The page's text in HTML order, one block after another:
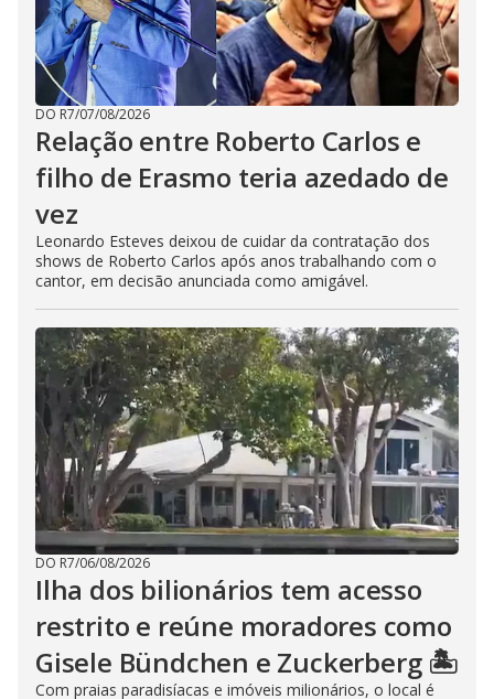
DO R7/07/08/2026
Relação entre Roberto Carlos e
filho de Erasmo teria azedado de
vez
Leonardo Esteves deixou de cuidar da contratação dos
shows de Roberto Carlos após anos trabalhando com o
cantor, em decisão anunciada como amigável.
DO R7/06/08/2026
Ilha dos bilionários tem acesso
restrito e reúne moradores como
Gisele Bündchen e Zuckerberg 🏝️
Com praias paradisíacas e imóveis milionários, o local é